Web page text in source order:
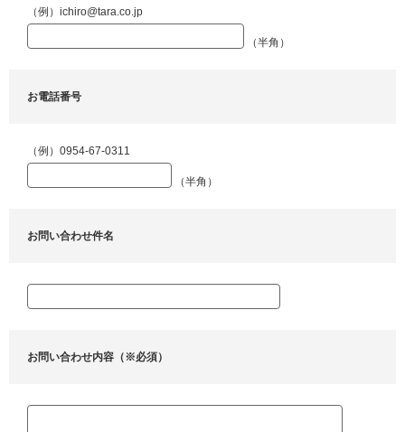
（例）ichiro@tara.co.jp
（半角）
お電話番号
（例）0954-67-0311
（半角）
お問い合わせ件名
お問い合わせ内容（※必須）